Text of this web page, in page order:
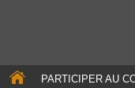
PARTICIPER AU